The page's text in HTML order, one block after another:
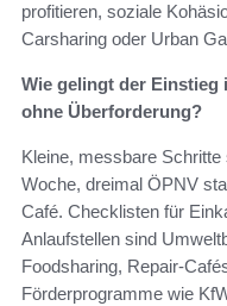
profitieren, soziale
Carsharing oder Urban
Wie gelingt der Einstieg
ohne Überforderung?
Kleine, messbare
Woche, dreimal ÖPNV
Café. Checklisten für
Anlaufstellen sind
Foodsharing, Repair-
Förderprogramme wie